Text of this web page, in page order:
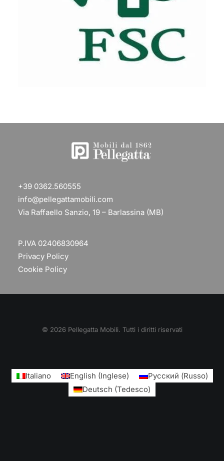
+39 0362.560555
info@pellegattamobili.com
Via Raffaello Sanzio, 19 – Barlassina (MB)
P.IVA 02406830964
Privacy Policy
Cookie Policy
© 2026 Pellegatta Mobili. Tutti i diritti riservati
Italiano English (Inglese) Русский (Russo)
Deutsch (Tedesco)